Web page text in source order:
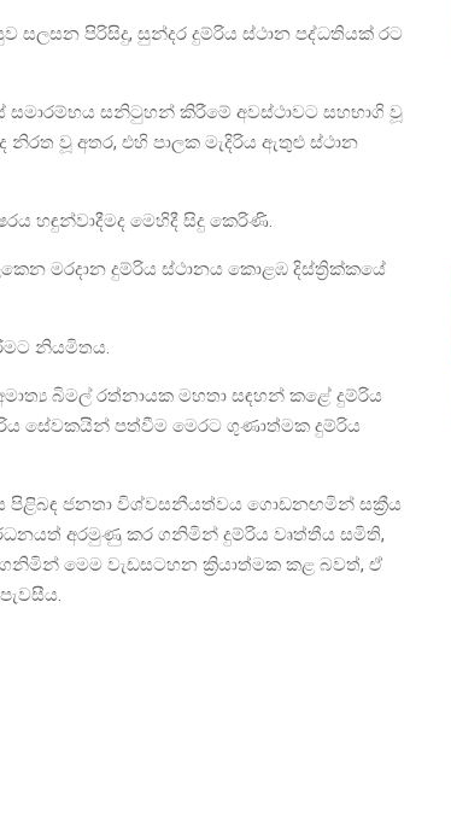
සලසන පිරිසිදු, සුන්දර දුම්රිය ස්ථාන පද්ධතියක් රට
සනිටුහන් කිරීමේ අවස්ථාවට සහභාගි වූ
නිරත වූ අතර, එහි පාලක මැදිරිය ඇතුළු ස්ථාන
හඳුන්වාදීමද මෙහිදී සිදු කෙරිණි.
මරදාන දුම්රිය ස්ථානය කොළඹ දිස්ත්‍රික්කයේ
නියමිතය.
බිමල් රත්නායක මහතා සඳහන් කළේ දුම්රිය
සේවකයින් පත්වීම මෙරට ගුණාත්මක දුම්රිය
පිළිබඳ ජනතා විශ්වසනීයත්වය ගොඩනඟමින් සක්‍රීය
අරමුණු කර ගනිමින් දුම්රිය වෘත්තීය සමිති,
මෙම වැඩසටහන ක්‍රියාත්මක කළ බවත්, ඒ